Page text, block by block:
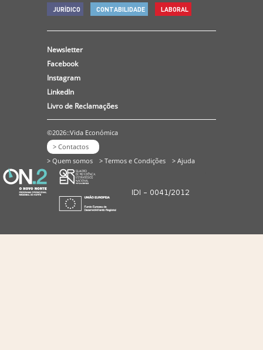
JURÍDICO CONTABILIDADE LABORAL
Newsletter
Facebook
Instagram
LinkedIn
Livro de Reclamações
©2026::Vida Económica
> Contactos
> Quem somos
> Termos e Condições > Ajuda